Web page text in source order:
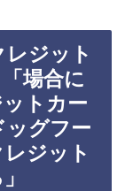
ジット
場合に
トカー
ッグフー
ジット